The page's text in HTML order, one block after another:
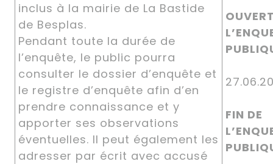
inclus à la mairie de La Bastide
de Besplas.
Pendant toute la durée de
l’enquête, le public pourra
consulter le dossier d’enquête et
le registre d’enquête afin d’en
prendre connaissance et y
apporter ses observations
éventuelles. Il peut également les
adresser par écrit avec accusé
FIN DE